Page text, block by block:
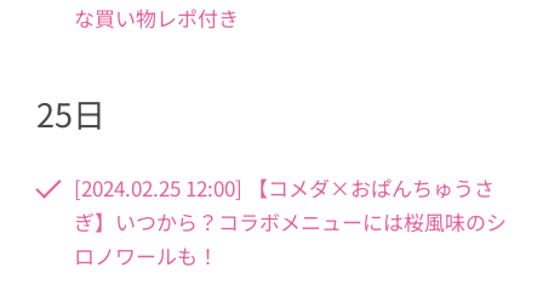
な買い物レポ付き
25日
[2024.02.25 12:00] 【コメダ×おぱんちゅうさ
ぎ】いつから？コラボメニューには桜風味のシ
ロノワールも！